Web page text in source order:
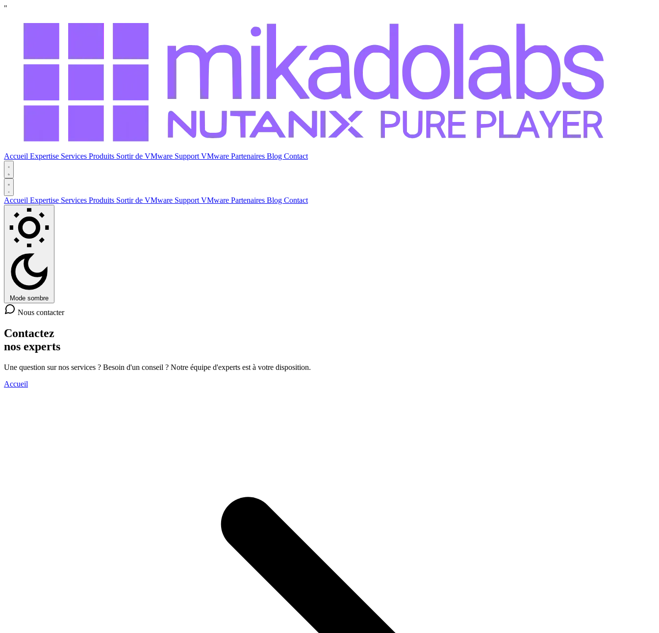
"
Accueil Expertise Services Produits Sortir de VMware Support VMware Partenaires Blog Contact
Accueil Expertise Services Produits Sortir de VMware Support VMware Partenaires Blog Contact
Mode sombre
Nous contacter
Contactez
nos experts
Une question sur nos services ? Besoin d'un conseil ? Notre équipe d'experts est à votre disposition.
Accueil